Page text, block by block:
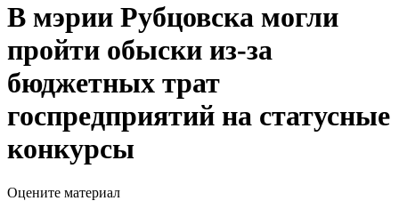
В мэрии Рубцовска могли
пройти обыски из-за
бюджетных трат
госпредприятий на статусные
конкурсы
Оцените материал